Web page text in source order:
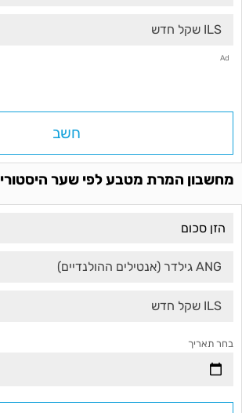
ILS שקל חדש
Ad
חשב
מחשבון המרת מטבע לפי שער היסטורי
ANG גילדר (אנטילים ההולנדיים)
ILS שקל חדש
בחר תאריך